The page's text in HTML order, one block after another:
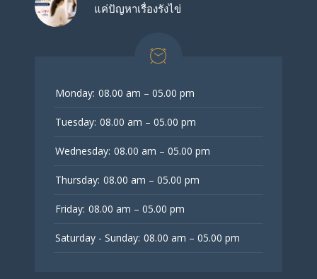
แค่ปัญหาเรื่องรังไข่
Monday: 08.00 am – 05.00 pm
Tuesday: 08.00 am – 05.00 pm
Wednesday: 08.00 am – 05.00 pm
Thursday: 08.00 am – 05.00 pm
Friday: 08.00 am – 05.00 pm
Saturday - Sunday: 08.00 am – 05.00 pm